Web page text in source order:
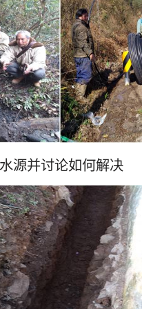
看新水源并讨论